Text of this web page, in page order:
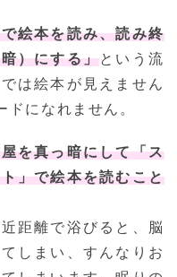
絵本を読み、読み終
）にする」という流
は絵本が見えません
ドになれません。
を真っ暗にして「ス
」で絵本を読むこと
距離で浴びると、脳
しまい、すんなりお